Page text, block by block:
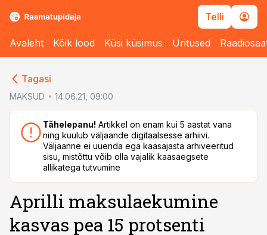
Telli
Avaleht Kõik lood Küsi küsimus Üritused
Tagasi
MAKSUD 14.06.21, 09:00
Tähelepanu! Artikkel on enam kui 5 aastat vana
ning kuulub väljaande digitaalsesse arhiivi.
Väljaanne ei uuenda ega kaasajasta arhiveeritud
sisu, mistõttu võib olla vajalik kaasaegsete
allikatega tutvumine
Aprilli maksulaekumine
kasvas pea 15 protsenti